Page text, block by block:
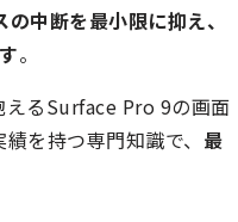
中断を最小限に抑え、
。
えるSurface Pro 9の画面
を持つ専門知識で、 最